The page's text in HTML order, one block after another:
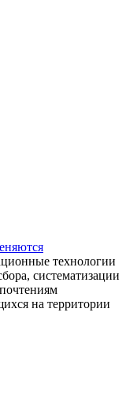
технологии
систематизации
на территории